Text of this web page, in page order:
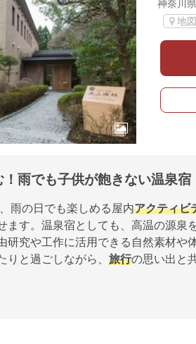
神奈川
地図
雨でも子供が飽きない温泉宿
雨の日でも楽しめる屋内アクティビ
ます。温泉宿としても、高温の源泉
研究や工作に活用できる自然素材や
りと過ごしながら、 旅行の思い出と